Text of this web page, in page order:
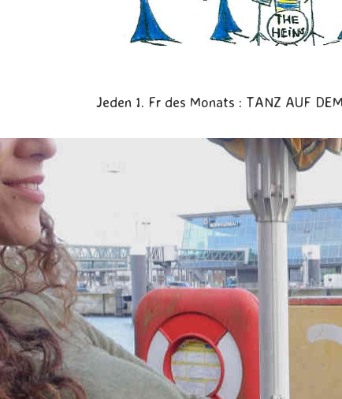
Jeden 1. Fr des Monats : TANZ AUF